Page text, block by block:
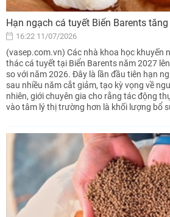
Hạn ngạch cá tuyết Biển Barents tăng
16:22 11/07/2026
(vasep.com.vn) Các nhà khoa học khuyến
thác cá tuyết tại Biển Barents năm 2027
so với năm 2026. Đây là lần đầu tiên hạn
sau nhiều năm cắt giảm, tạo kỳ vọng về
nhiên, giới chuyên gia cho rằng tác động
vào tâm lý thị trường hơn là khối lượng bổ